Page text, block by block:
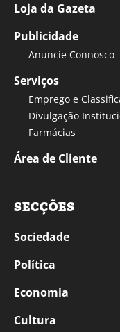
Loja da Gazeta
Publicidade
Anuncie Connosco
Serviços
Emprego e
Divulgação
Farmácias
Área de Cliente
SECÇÕES
Sociedade
Política
Economia
Cultura